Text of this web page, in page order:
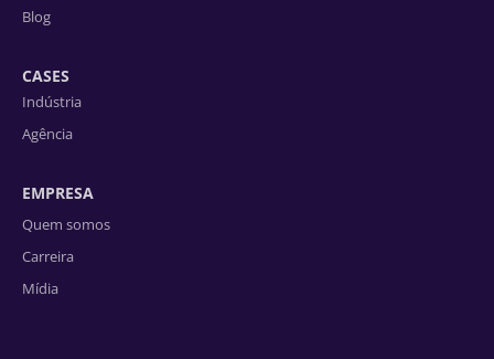
Blog
CASES
Indústria
Agência
EMPRESA
Quem somos
Carreira
Mídia